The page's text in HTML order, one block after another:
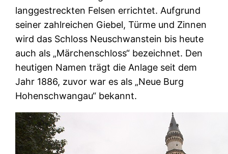
langgestreckten Felsen errichtet. Aufgrund
seiner zahlreichen Giebel, Türme und Zinnen
wird das Schloss Neuschwanstein bis heute
auch als „Märchenschloss“ bezeichnet. Den
heutigen Namen trägt die Anlage seit dem
Jahr 1886, zuvor war es als „Neue Burg
Hohenschwangau“ bekannt.